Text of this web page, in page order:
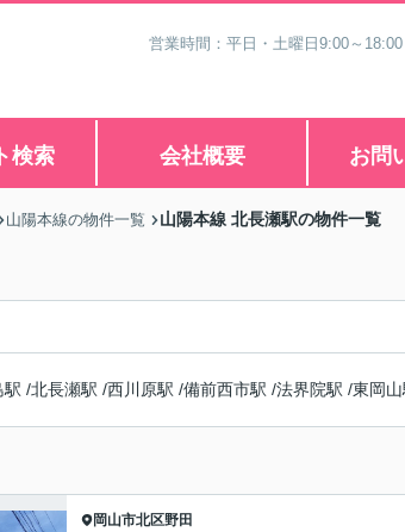
営業時間：平日・土曜日9:00～
検索 会社概要 お問
山陽本線の物件一覧 山陽本線 北長瀬駅の物件一覧
駅 /北長瀬駅 /西川原駅 /備前西市駅 /法界院駅 /東岡山
岡山市北区野田